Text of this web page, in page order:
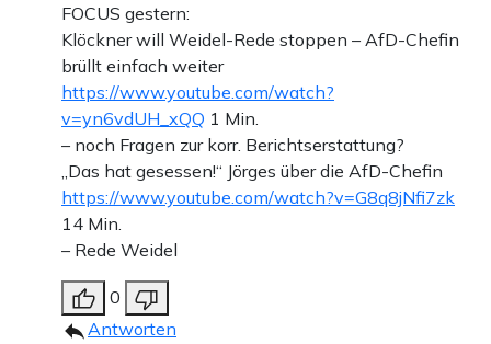
FOCUS gestern:
Klöckner will Weidel-Rede stoppen – AfD-Chefin
brüllt einfach weiter
https://www.youtube.com/watch?
v=yn6vdUH_xQQ 1 Min.
– noch Fragen zur korr. Berichtserstattung?
„Das hat gesessen!“ Jörges über die AfD-Chefin
https://www.youtube.com/watch?v=G8q8jNfi7zk
14 Min.
– Rede Weidel
0
Antworten